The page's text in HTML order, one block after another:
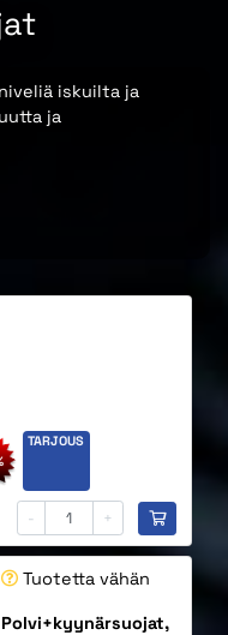
iskuilta ja
ja
TARJOUS
- +
Tuotetta vähän
Polvi+kyynärsuojat,